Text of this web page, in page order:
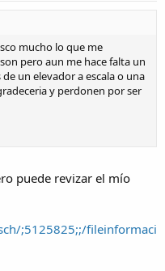
mucho lo que me
pero aun me hace falta un
un elevador a escala o una
y perdonen por ser
puede revizar el mío
;5125825;;/fileinformaci